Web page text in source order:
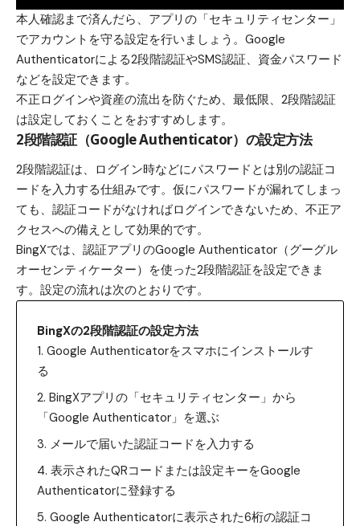
本人確認まで済んだら、アプリの「セキュリティセンター」
でアカウントを守る設定を行いましょう。Google
Authenticatorによる2段階認証やSMS認証、資金パスワード
などを設定できます。
不正ログインや資産の流出を防ぐため、最低限、2段階認証
は設定しておくことをおすすめします。
2段階認証（Google Authenticator）の設定方法
2段階認証は、ログイン時などにパスワードとは別の認証コ
ードを入力する仕組みです。仮にパスワードが漏れてしまっ
ても、認証コードがなければログインできないため、不正ア
クセスへの備えとして効果的です。
BingXでは、認証アプリのGoogle Authenticator（グーグル
オーセンティケーター）を使った2段階認証を設定できま
す。設定の流れは次のとおりです。
BingXの2段階認証の設定方法
Google Authenticatorをスマホにインストールす
る
BingXアプリの「セキュリティセンター」から
「Google Authenticator」を選ぶ
メールで届いた認証コードを入力する
表示されたQRコードまたは設定キーをGoogle
Authenticatorに登録する
Google Authenticatorに表示された6桁の認証コ